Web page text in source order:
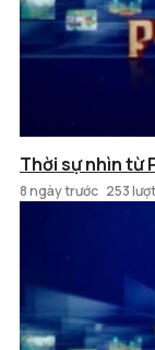
Thời sự nhìn từ
8 ngày trước 253